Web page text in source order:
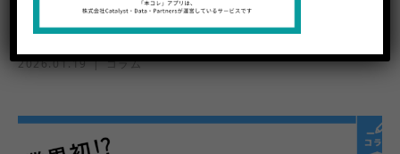
が急上昇 今週1位に輝いたのは、人気漫画『呪術廻戦』の
2026.01.19 コラム